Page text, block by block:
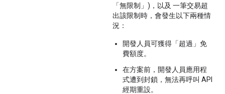
「無限制」)，以及 一筆交易超
出該限制時，會發生以下兩種情
況：
開發人員可獲得「超過」免
費額度。
在方案前，開發人員應用程
式遭到封鎖，無法再呼叫 API
經期重設。